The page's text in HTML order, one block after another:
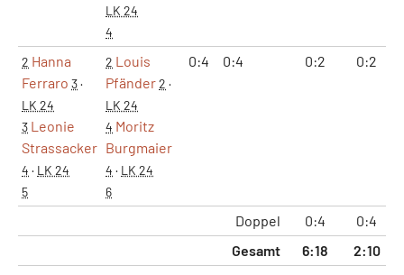
LK 24
4
2 Hanna
Ferraro 3·
LK 24
3 Leonie
Strassacker
4 · LK 24
5
2 Louis
Pfänder2 ·
LK 24
4 Moritz
Burgmaier
4 · LK 24
6
0:4 0:4 0:2 0:2
Doppel 0:4 0:4
Gesamt
6:18 2:10